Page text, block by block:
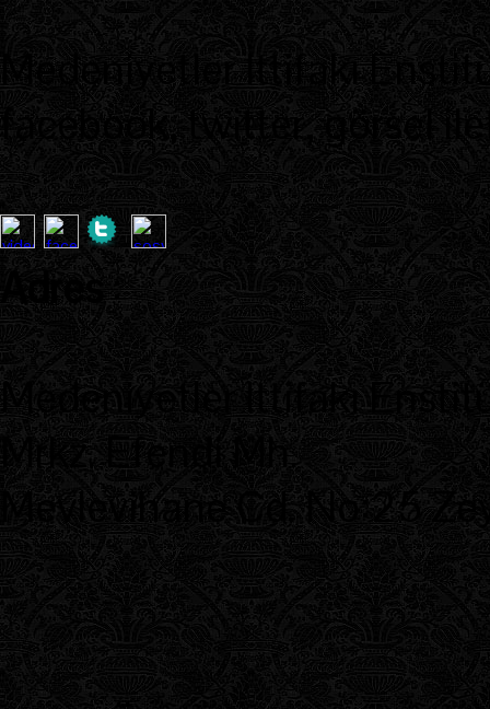
Medeniyetler İttifakı
facebook, twitter, görsel
Adres :
Medeniyetler İttifakı
Mrkz. Efendi Mh.
Mevlevihane Cd. No:25